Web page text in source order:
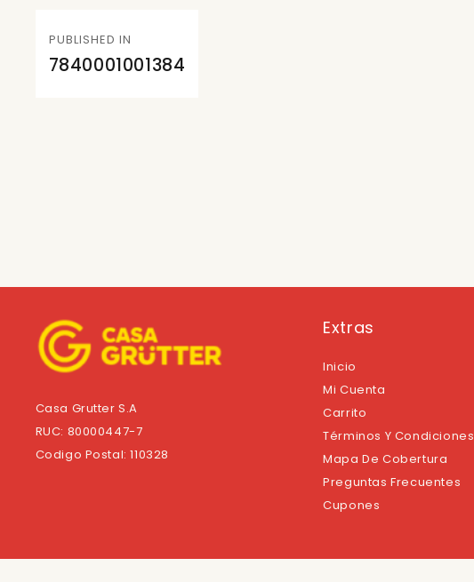
de
entradas
PUBLISHED IN
7840001001384
Casa Grutter S.A
RUC: 80000447-7
Codigo Postal: 110328
Extras
Inicio
Mi Cuenta
Carrito
Términos Y Condiciones
Mapa De Cobertura
Preguntas Frecuentes
Cupones